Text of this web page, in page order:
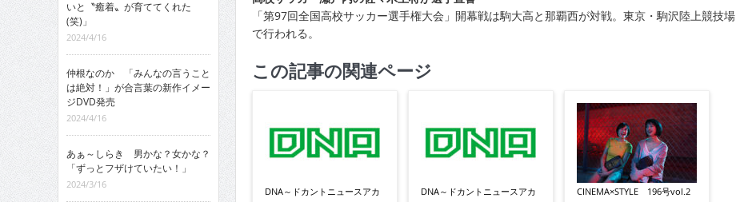
「第97回全国高校サッカー選手権大会」開幕戦は駒大高と那覇西が対戦。東京・駒沢陸上競技場
で行われる。
この記事の関連ページ
DNA～ドカントニュースアカ
DNA～ドカントニュースアカ
CINEMA×STYLE 196号vol.2
いと〝癒着〟が育ててくれた
(笑)」
2024/4/16
仲根なのか 「みんなの言うこと
は絶対！」が合言葉の新作イメー
ジDVD発売
2024/4/16
あぁ～しらき 男かな？女かな？
「ずっとフザけていたい！」
2024/3/16